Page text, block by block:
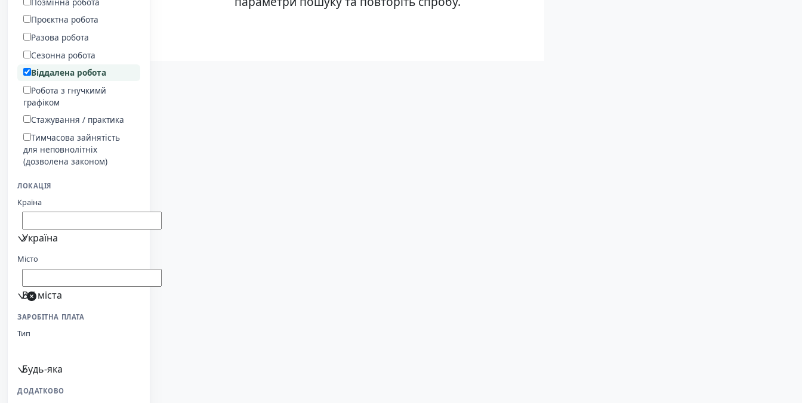
Проєктна робота
Разова робота
Сезонна робота
Віддалена робота
Робота з гнучкимй
графіком
Стажування / практика
Тимчасова зайнятість
для неповнолітніх
(дозволена законом)
ЛОКАЦІЯ
Країна
Україна
Місто
Всі міста
ЗАРОБІТНА ПЛАТА
Тип
Будь-яка
ДОДАТКОВО